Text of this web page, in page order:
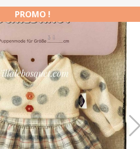
PROMO !